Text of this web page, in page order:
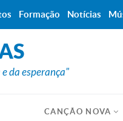
da esperança"
CANÇÃO NOVA
Formação Notícias